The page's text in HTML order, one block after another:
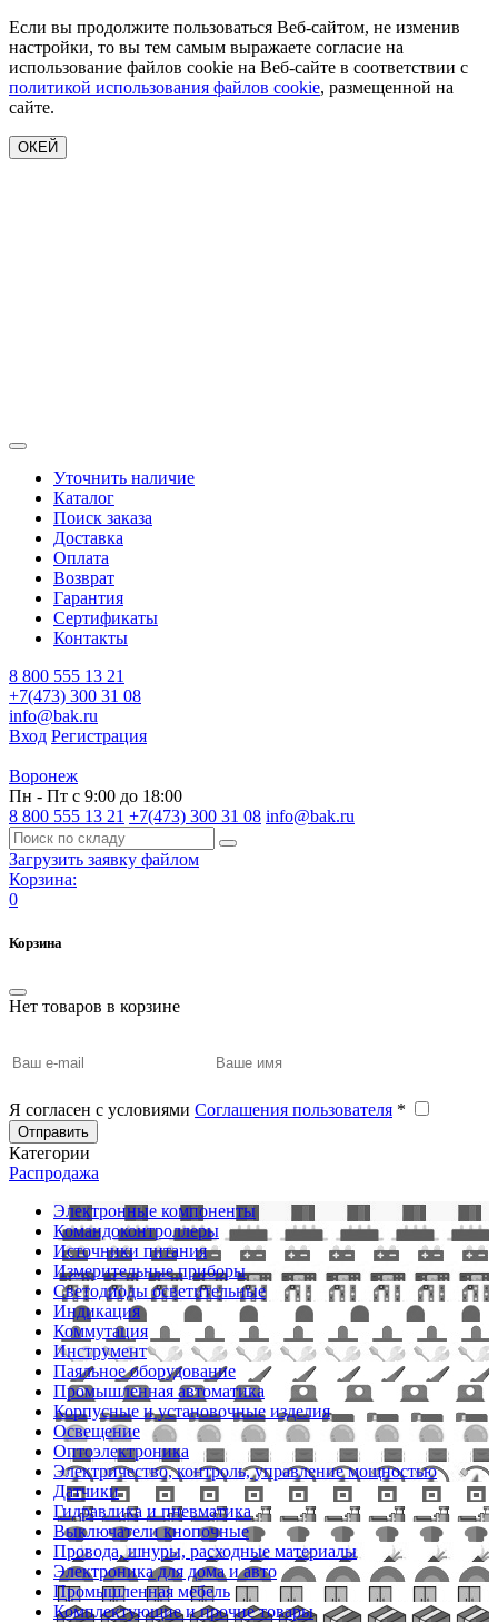
Если вы продолжите пользоваться Веб-сайтом, не изменив
настройки, то вы тем самым выражаете согласие на
использование файлов cookie на Веб-сайте в соответствии с
политикой использования файлов cookie, размещенной на
сайте.
ОКЕЙ
Уточнить наличие
Каталог
Поиск заказа
Доставка
Оплата
Возврат
Гарантия
Сертификаты
Контакты
8 800 555 13 21
+7(473) 300 31 08
info@bak.ru
Вход Регистрация
Воронеж
Пн - Пт с 9:00 до 18:00
8 800 555 13 21 +7(473) 300 31 08 info@bak.ru
Загрузить заявку файлом
Корзина:
0
Корзина
Нет товаров в корзине
Я согласен с условиями Соглашения пользователя *
Отправить
Категории
Распродажа
Электронные компоненты
Командоконтроллеры
Источники питания
Измерительные приборы
Светодиоды осветительные
Индикация
Коммутация
Инструмент
Паяльное оборудование
Промышленная автоматика
Корпусные и установочные изделия
Освещение
Оптоэлектроника
Электричество, контроль, управление мощностью
Датчики
Гидравлика и пневматика
Выключатели кнопочные
Провода, шнуры, расходные материалы
Электроника для дома и авто
Промышленная мебель
Комплектующие и прочие товары